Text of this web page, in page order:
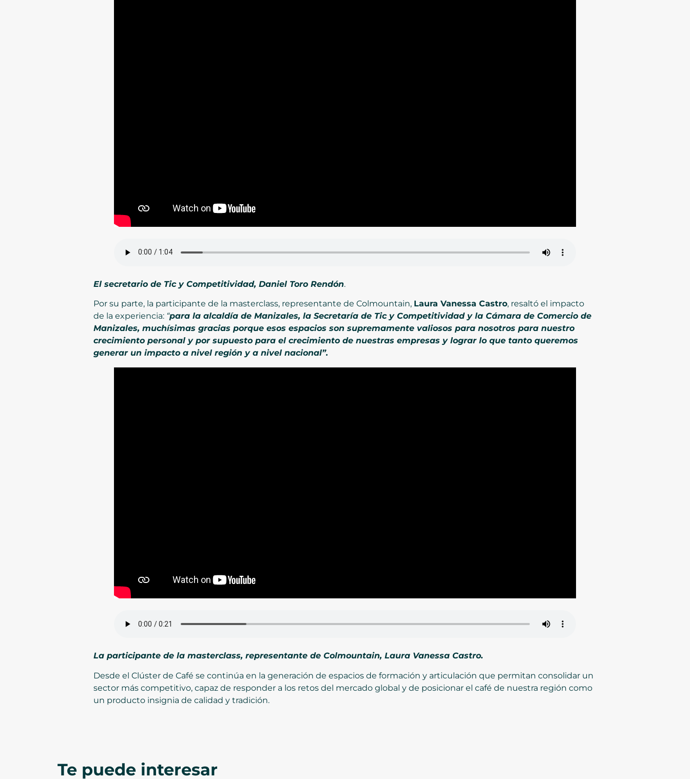
El secretario de Tic y Competitividad, Daniel Toro Rendón.
Por su parte, la participante de la masterclass, representante de Colmountain, Laura Vanessa Castro, resaltó el impacto
de la experiencia: “para la alcaldía de Manizales, la Secretaría de Tic y Competitividad y la Cámara de Comercio de
Manizales, muchísimas gracias porque esos espacios son supremamente valiosos para nosotros para nuestro
crecimiento personal y por supuesto para el crecimiento de nuestras empresas y lograr lo que tanto queremos
generar un impacto a nivel región y a nivel nacional”.
La participante de la masterclass, representante de Colmountain, Laura Vanessa Castro.
Desde el Clúster de Café se continúa en la generación de espacios de formación y articulación que permitan consolidar un
sector más competitivo, capaz de responder a los retos del mercado global y de posicionar el café de nuestra región como
un producto insignia de calidad y tradición.
Te puede interesar